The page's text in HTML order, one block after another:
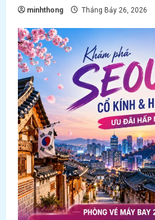
minhthong Tháng Bảy 26, 2026